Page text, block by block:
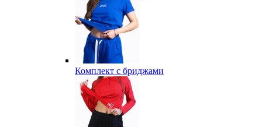
Комплект с бриджами